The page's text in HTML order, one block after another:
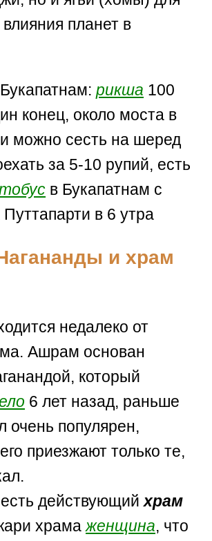
планет в
рикша 100
конец, около моста в
можно сесть на шеред
за 5-10 рупий, есть
в Букапатнам с
в 6 утра
и храм
недалеко от
Ашрам основан
который
6 лет назад, раньше
популярен,
приезжают только те,
действующийхрам
храмаженщина, что